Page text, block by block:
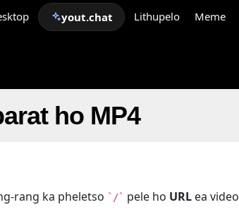
yout.chat Lithupelo Meme
ho MP4
rang ka pheletso `/` pele ho URL ea video